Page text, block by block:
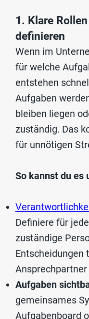
1. Klare
definieren
Wenn im
für welche
entstehen
Aufgaben
bleiben liegen
zuständig. Das
für unnötigen
So kannst du es
Definiere für
zuständige
Entscheidungen
Aufgaben
gemeinsames
Aufgabenboard